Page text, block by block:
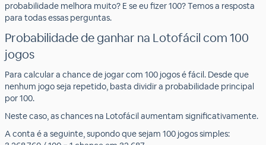
probabilidade melhora muito? E se eu fizer 100? Temos a resposta
para todas essas perguntas.
Probabilidade de ganhar na Lotofácil com 100
jogos
Para calcular a chance de jogar com 100 jogos é fácil. Desde que
nenhum jogo seja repetido, basta dividir a probabilidade principal
por 100.
Neste caso, as chances na Lotofácil aumentam significativamente.
A conta é a seguinte, supondo que sejam 100 jogos simples: